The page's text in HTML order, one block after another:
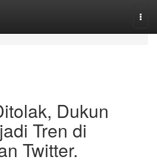
Dukun
Tren di
Twitter.